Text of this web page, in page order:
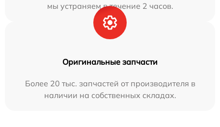
мы устраняем в течение 2 часов.
Оригинальные запчасти
Более 20 тыс. запчастей от производителя в
наличии на собственных складах.